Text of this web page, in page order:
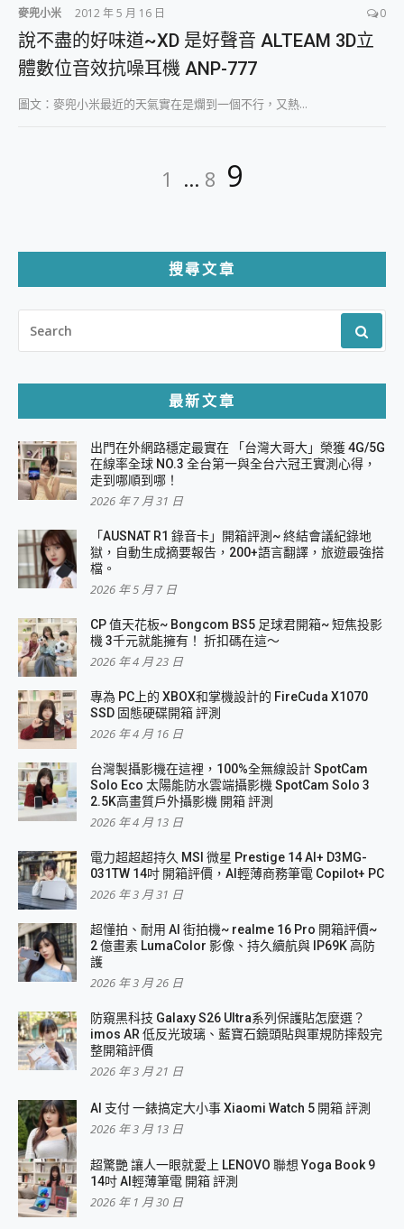
麥兜小米 2012 年 5 月 16 日 0
說不盡的好味道~XD 是好聲音 ALTEAM 3D立
體數位音效抗噪耳機 ANP-777
圖文：麥兜小米最近的天氣實在是爛到一個不行，又熱...
頁
Page
1 ... Page
8 Page
9
搜尋文章
FOR:
最新文章
出門在外網路穩定最實在 「台灣大哥大」榮獲 4G/5G
在線率全球 NO.3 全台第一與全台六冠王實測心得，
走到哪順到哪！
2026 年 7 月 31 日
「AUSNAT R1 錄音卡」開箱評測~ 終結會議紀錄地
獄，自動生成摘要報告，200+語言翻譯，旅遊最強搭
檔。
2026 年 5 月 7 日
CP 值天花板~ Bongcom BS5 足球君開箱~ 短焦投影
機 3千元就能擁有！ 折扣碼在這～
2026 年 4 月 23 日
專為 PC上的 XBOX和掌機設計的 FireCuda X1070
SSD 固態硬碟開箱 評測
2026 年 4 月 16 日
台灣製攝影機在這裡，100%全無線設計 SpotCam
Solo Eco 太陽能防水雲端攝影機 SpotCam Solo 3
2.5K高畫質戶外攝影機 開箱 評測
2026 年 4 月 13 日
電力超超超持久 MSI 微星 Prestige 14 AI+ D3MG-
031TW 14吋 開箱評價，AI輕薄商務筆電 Copilot+ PC
2026 年 3 月 31 日
超懂拍、耐用 AI 街拍機~ realme 16 Pro 開箱評價~
2 億畫素 LumaColor 影像、持久續航與 IP69K 高防
護
2026 年 3 月 26 日
防窺黑科技 Galaxy S26 Ultra系列保護貼怎麼選？
imos AR 低反光玻璃、藍寶石鏡頭貼與軍規防摔殼完
整開箱評價
2026 年 3 月 21 日
AI 支付 一錶搞定大小事 Xiaomi Watch 5 開箱 評測
2026 年 3 月 13 日
超驚艷 讓人一眼就愛上 LENOVO 聯想 Yoga Book 9
14吋 AI輕薄筆電 開箱 評測
2026 年 1 月 30 日